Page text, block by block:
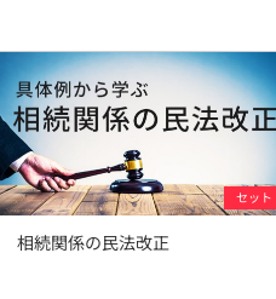
セット
相続関係の民法改正